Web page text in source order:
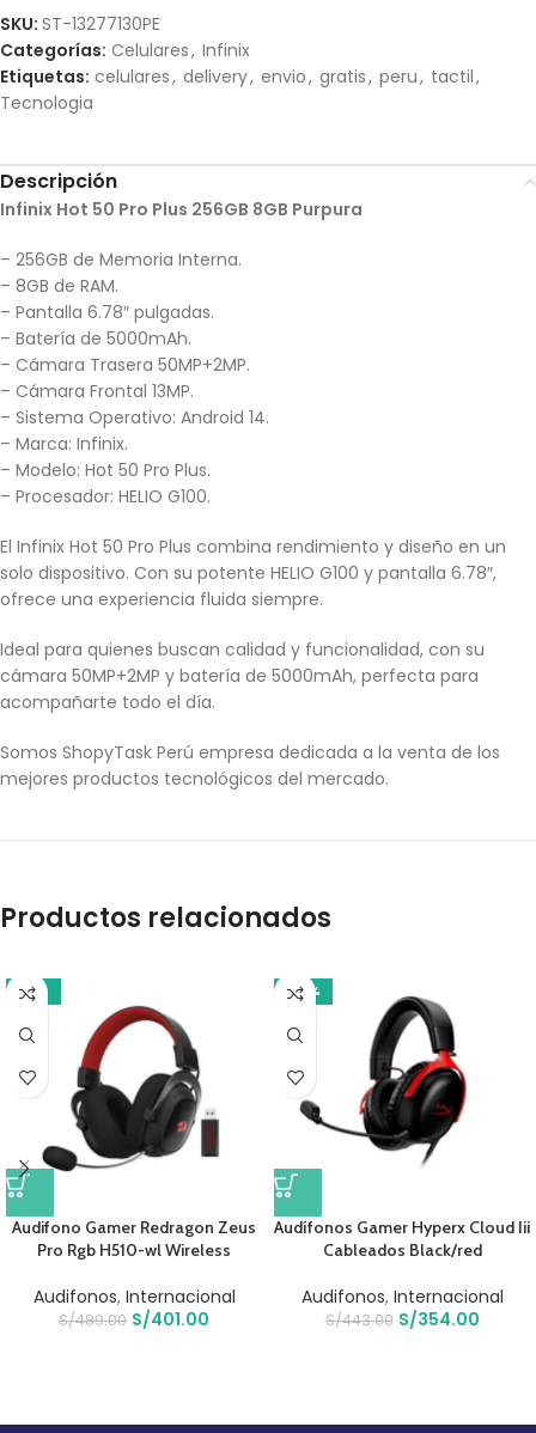
SKU: ST-13277130PE
Categorías: Celulares, Infinix
Etiquetas: celulares, delivery, envio, gratis, peru, tactil,
Tecnologia
Descripción
Infinix Hot 50 Pro Plus 256GB 8GB Purpura
– 256GB de Memoria Interna.
– 8GB de RAM.
– Pantalla 6.78″ pulgadas.
– Batería de 5000mAh.
– Cámara Trasera 50MP+2MP.
– Cámara Frontal 13MP.
– Sistema Operativo: Android 14.
– Marca: Infinix.
– Modelo: Hot 50 Pro Plus.
– Procesador: HELIO G100.
El Infinix Hot 50 Pro Plus combina rendimiento y diseño en un
solo dispositivo. Con su potente HELIO G100 y pantalla 6.78″,
ofrece una experiencia fluida siempre.
Ideal para quienes buscan calidad y funcionalidad, con su
cámara 50MP+2MP y batería de 5000mAh, perfecta para
acompañarte todo el día.
Somos ShopyTask Perú empresa dedicada a la venta de los
mejores productos tecnológicos del mercado.
Productos relacionados
-18%
Audifono Gamer Redragon Zeus
Pro Rgb H510-wl Wireless
Audifonos, Internacional
S/489.00 S/401.00
-20%
Audífonos Gamer Hyperx Cloud Iii
Cableados Black/red
Audifonos, Internacional
S/443.00 S/354.00